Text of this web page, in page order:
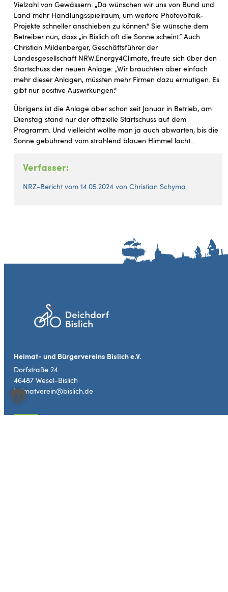
Vielzahl von Gewässern. „Da wünschen wir uns von Bund und
Land mehr Handlungsspielraum, um weitere Photovoltaik-
Projekte schneller anschieben zu können.“ Sie wünsche dem
Betreiber nun, dass „in Bislich oft die Sonne scheint.“ Auch
Christian Mildenberger, Geschäftsführer der
Landesgesellschaft NRW.Energy4Climate, freute sich über den
Startschuss der neuen Anlage: „Wir bräuchten aber einfach
mehr dieser Anlagen, müssten mehr Firmen dazu ermutigen. Es
gibt nur positive Auswirkungen.“
Übrigens ist die Anlage aber schon seit Januar in Betrieb, am
Dienstag stand nur der offizielle Startschuss auf dem
Programm. Und vielleicht wollte man ja auch abwarten, bis die
Sonne gebührend vom strahlend blauen Himmel lacht…
Verfasser:
NRZ-Bericht vom 14.05.2024 von Christian Schyma
Heimat- und Bürgervereins Bislich e.V.
Dorfstraße 24
46487 Wesel-Bislich
heimatverein@bislich.de